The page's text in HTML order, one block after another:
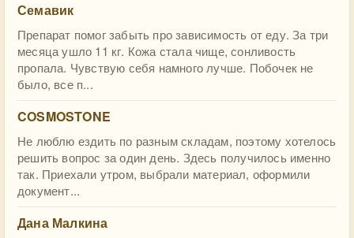
Семавик
Препарат помог забыть про зависимость от еду. За три
месяца ушло 11 кг. Кожа стала чище, сонливость
пропала. Чувствую себя намного лучше. Побочек не
было, все п...
COSMOSTONE
Не люблю ездить по разным складам, поэтому хотелось
решить вопрос за один день. Здесь получилось именно
так. Приехали утром, выбрали материал, оформили
документ...
Дана Малкина